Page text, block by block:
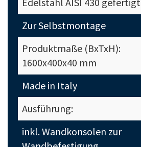
Zur Selbstmontage
Produktmaße (BxTxH):
1600x400x40 mm
Made in Italy
Ausführung:
inkl. Wandkonsolen zur